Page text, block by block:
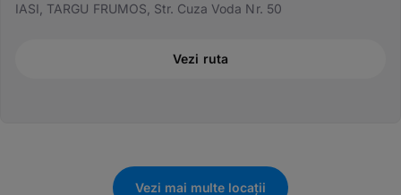
IASI, TARGU FRUMOS, Str. Cuza Voda Nr. 50
Vezi ruta
Vezi mai multe locații